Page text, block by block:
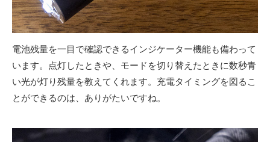
電池残量を一目で確認できるインジケーター機能も備わって
います。点灯したときや、モードを切り替えたときに数秒青
い光が灯り残量を教えてくれます。充電タイミングを図るこ
とができるのは、ありがたいですね。